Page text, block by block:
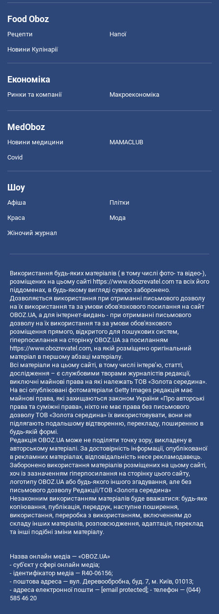
Food Oboz
Рецепти Напої
Новини Кулінарії
Економіка
Ринки та компанії Макроекономіка
MedOboz
Новини медицини MAMACLUB
Covid
Шоу
Афіша Плітки
Краса Мода
Жіночий журнал
Використання будь-яких матеріалів ( в тому числі фото- та відео-),
розміщених на цьому сайті https://www.obozrevatel.com та всіх його
піддоменах, в будь-якому вигляді суворо заборонено.
Дозволяється використання при отриманні письмового дозволу
на їх використання та за умови обов'язкового посилання на сайт
OBOZ.UA, а для інтернет-видань - при отриманні письмового
дозволу на їх використання та за умови обов'язкового
розміщення прямого, відкритого для пошукових систем,
гіперпосилання на сторінку OBOZ.UA за посиланням
https://www.obozrevatel.com, на якій розміщено оригінальний
матеріал в першому абзаці матеріалу.
Всі матеріали на цьому сайті, в тому числі інтерв’ю, статті,
дослідження – є службовими творами журналістів редакції,
виключні майнові права на які належать ТОВ «Золота середина».
На всі опубліковані фотоматеріали Getty Images редакція має
майнові права, які захищаються законом України «Про авторські
права та суміжні права», ніхто не має права без письмового
дозволу ТОВ «Золота середина» їх використовувати, вони не
підлягають подальшому відтворенню, перекладу, поширенню в
будь-якій формі.
Редакція OBOZ.UA може не поділяти точку зору, викладену в
авторському матеріалі. За достовірність інформації, опублікованої
в рекламних матеріалах, відповідальність несе рекламодавець.
Заборонено використання матеріалів розміщених на цьому сайті,
хоч із зазначенням гіперпосилання на сторінку цього сайту,
логотипу OBOZ.UA або будь-якого іншого згадування, але без
письмового дозволу Редакції/ТОВ «Золота середина»
Незаконним використанням матеріалів буде вважатися: будь-яке
копiювання, публiкацiя, передрук, наступне поширення,
використання, переробка з використанням, включенням до
складу інших матеріалів, розповсюдження, адаптація, переклад
та інші подібні зміни матеріалу.
Назва онлайн медіа — «OBOZ.UA»
- суб'єкт у сфері онлайн медіа;
- ідентифікатор медіа — R40-06156;
- поштова адреса — вул. Деревообробна, буд. 7, м. Київ, 01013;
- адреса електронної пошти — [email protected]; - телефон — (044)
585 46 20